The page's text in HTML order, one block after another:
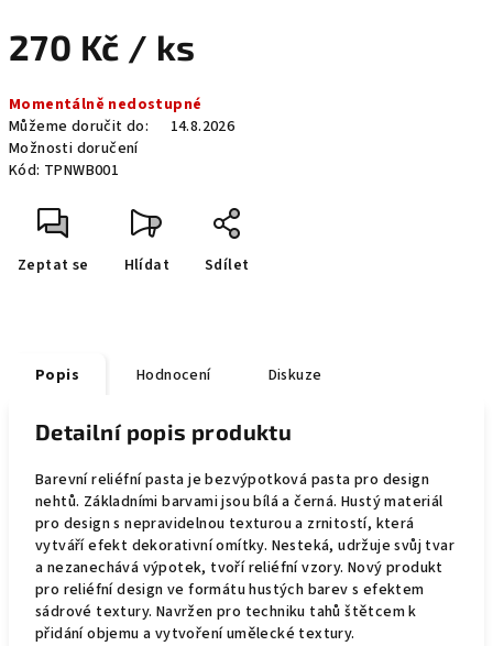
270 Kč / ks
cena:
Momentálně nedostupné
Můžeme doručit do:
14.8.2026
Možnosti doručení
Kód: TPNWB001
Zeptat se Hlídat Sdílet
Popis Hodnocení Diskuze
Detailní popis produktu
Barevní reliéfní pasta je bezvýpotková pasta pro design
nehtů. Základními barvami jsou bílá a černá. Hustý materiál
pro design s nepravidelnou texturou a zrnitostí, která
vytváří efekt dekorativní omítky. Nesteká, udržuje svůj tvar
a nezanechává výpotek, tvoří reliéfní vzory. Nový produkt
pro reliéfní design ve formátu hustých barev s efektem
sádrové textury. Navržen pro techniku tahů štětcem k
přidání objemu a vytvoření umělecké textury.